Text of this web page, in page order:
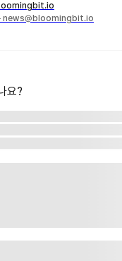
news@bloomingbit.io
요?